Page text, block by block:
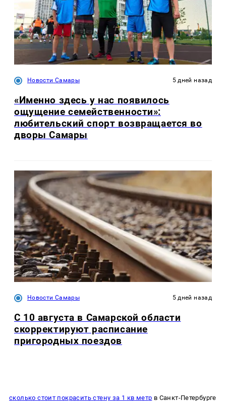
Новости Самары 5 дней назад
«Именно здесь у нас появилось
ощущение семейственности»:
любительский спорт возвращается во
дворы Самары
Новости Самары 5 дней назад
С 10 августа в Самарской области
скорректируют расписание
пригородных поездов
сколько стоит покрасить стену за 1 кв метр в Санкт-Петербурге